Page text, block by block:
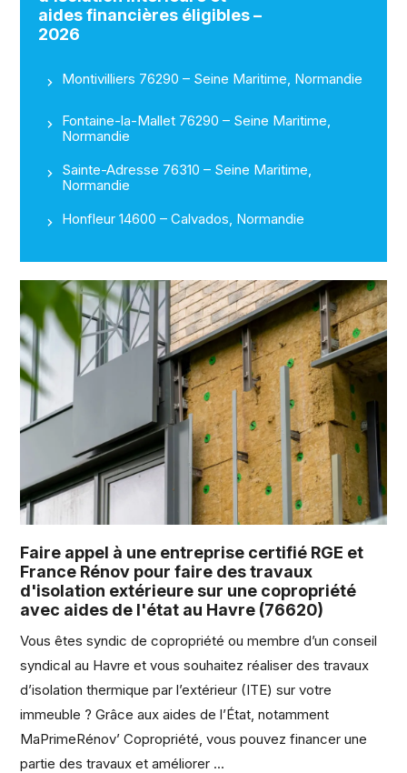
aides financières éligibles –
2026
Montivilliers 76290 – Seine Maritime, Normandie
Fontaine-la-Mallet 76290 – Seine Maritime,
Normandie
Sainte-Adresse 76310 – Seine Maritime,
Normandie
Honfleur 14600 – Calvados, Normandie
Faire appel à une entreprise certifié RGE et
France Rénov pour faire des travaux
d'isolation extérieure sur une copropriété
avec aides de l'état au Havre (76620)
Vous êtes syndic de copropriété ou membre d’un conseil
syndical au Havre et vous souhaitez réaliser des travaux
d’isolation thermique par l’extérieur (ITE) sur votre
immeuble ? Grâce aux aides de l’État, notamment
MaPrimeRénov’ Copropriété, vous pouvez financer une
partie des travaux et améliorer ...